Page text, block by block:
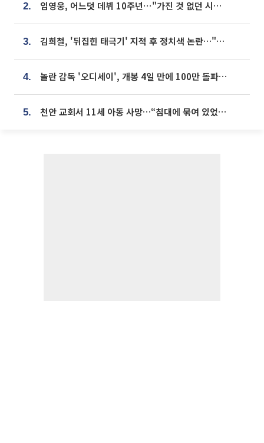
2. 임영웅, 어느덧 데뷔 10주년⋯"가진 것 없던 시절, 내 앞엔 20명의 팬뿐"
3. 김희철, '뒤집힌 태극기' 지적 후 정치색 논란…"좌우 떠나 우리나라 국기"
4. 놀란 감독 '오디세이', 개봉 4일 만에 100만 돌파⋯'왕사남' 보다 빠르다
5. 천안 교회서 11세 아동 사망…“침대에 묶여 있었다” 진술 확보